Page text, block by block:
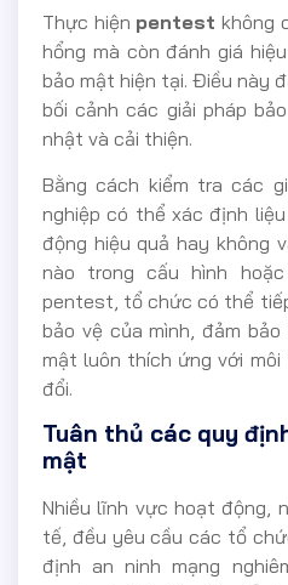
Thực hiện pentest không
hổng mà còn đánh giá
bảo mật hiện tại. Điều này
bối cảnh các giải pháp
nhật và cải thiện.
Bằng cách kiểm tra các
nghiệp có thể xác định
động hiệu quả hay không
nào trong cấu hình
pentest, tổ chức có thể
bảo vệ của mình, đảm
mật luôn thích ứng với
đổi.
Tuân thủ các quy
mật
Nhiều lĩnh vực hoạt động,
tế, đều yêu cầu các tổ
định an ninh mạng